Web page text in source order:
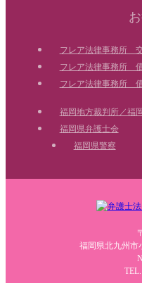
フレア法律事務所
フレア法律事務所
フレア法律事務所
福岡地方裁判所／福
福岡県弁護士会
福岡県警察
福岡県北九州市